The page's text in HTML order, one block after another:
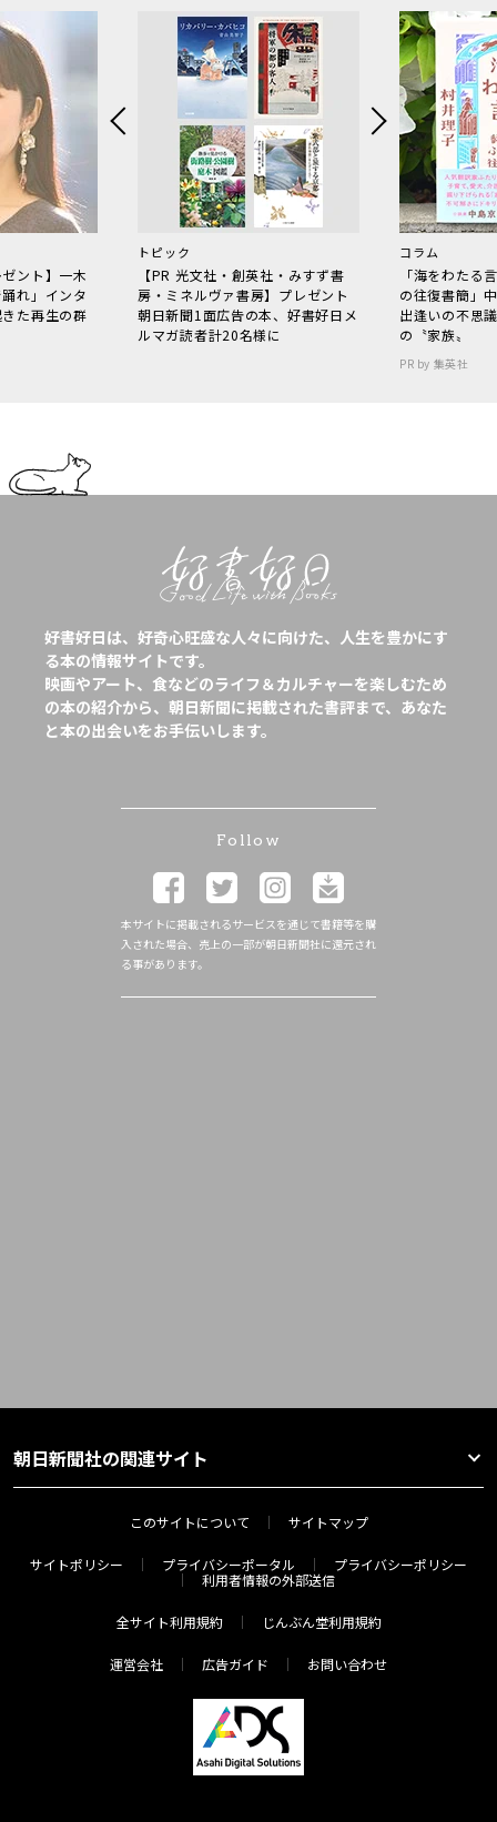
ント】一木
れ」インタ
た再生の群
トピック
【PR 光文社・創英社・みすず書
房・ミネルヴァ書房】プレゼント
朝日新聞1面広告の本、好書好日メ
ルマガ読者計20名様に
コラム
「海をわた
の往復書簡」
出逢いの不思
の〝家族〟
PR by 集英社
好書好日は、好奇心旺盛な人々に向けた、人生を豊かにす
る本の情報サイトです。
映画やアート、食などのライフ＆カルチャーを楽しむため
の本の紹介から、朝日新聞に掲載された書評まで、あなた
と本の出会いをお手伝いします。
Follow
本サイトに掲載されるサービスを通じて書籍等を購
入された場合、売上の一部が朝日新聞社に還元され
る事があります。
朝日新聞社の関連サイト
このサイトについて サイトマップ
サイトポリシー プライバシーポータル
プライバシーポリシー
利用者情報の外部送信
全サイト利用規約 じんぶん堂利用規約
運営会社 広告ガイド お問い合わせ